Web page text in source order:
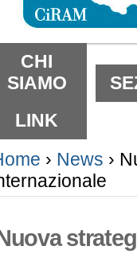
CHI
SIAMO
LINK
› News ›